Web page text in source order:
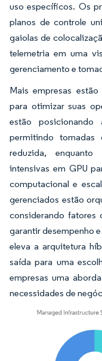
uso específicos. Os
planos de controle
gaiolas de
telemetria em uma
gerenciamento e
Mais empresas
para otimizar suas
estão
permitindo
reduzida,
intensivas em GPU
computacional e
gerenciados estão
considerando fatores
garantir desempenho
eleva a arquitetura
saída para uma
empresas uma
necessidades de